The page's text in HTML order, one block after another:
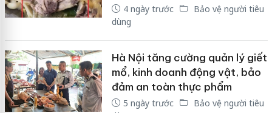
4 ngày trước
Bảo vệ người tiêu
dùng
Hà Nội tăng cường quản lý giết
mổ, kinh doanh động vật, bảo
đảm an toàn thực phẩm
5 ngày trước
Bảo vệ người tiêu